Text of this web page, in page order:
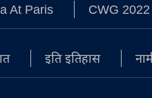
At Paris CWG 2022
इति इतिहास